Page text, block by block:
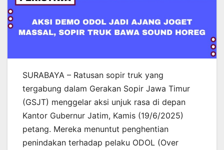
SURABAYA – Ratusan sopir truk yang
tergabung dalam Gerakan Sopir Jawa Timur
(GSJT) menggelar aksi unjuk rasa di depan
Kantor Gubernur Jatim, Kamis (19/6/2025)
petang. Mereka menuntut penghentian
penindakan terhadap pelaku ODOL (Over